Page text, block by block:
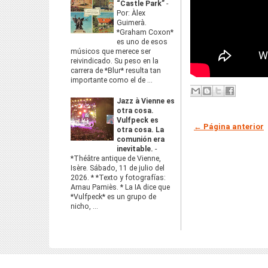
“Castle Park” -
Por: Àlex
Guimerà.
*Graham Coxon*
es uno de esos
músicos que merece ser
reivindicado. Su peso en la
carrera de *Blur* resulta tan
importante como el de ...
Jazz à Vienne es
otra cosa.
Vulfpeck es
otra cosa. La
comunión era
inevitable. -
*Théâtre antique de Vienne,
Isère. Sábado, 11 de julio del
2026. * *Texto y fotografías:
Arnau Pamiès. * La IA dice que
*Vulfpeck* es un grupo de
nicho, ...
← Página anterior